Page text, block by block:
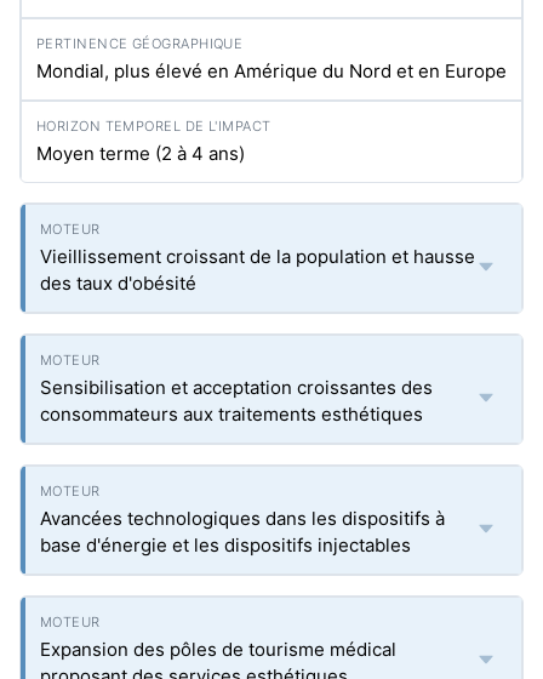
Mondial, plus élevé en Amérique du Nord et en Europe
Moyen terme (2 à 4 ans)
Vieillissement croissant de la population et hausse
des taux d'obésité
Sensibilisation et acceptation croissantes des
consommateurs aux traitements esthétiques
Avancées technologiques dans les dispositifs à
base d'énergie et les dispositifs injectables
Expansion des pôles de tourisme médical